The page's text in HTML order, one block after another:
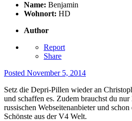
Name: Benjamin
Wohnort: HD
Author
Report
Share
Posted November 5, 2014
Setz die Depri-Pillen wieder an
und schaffen es. Zudem brauchst du
russischen Webseitenanbieter und
Schönste aus der V4 Welt.